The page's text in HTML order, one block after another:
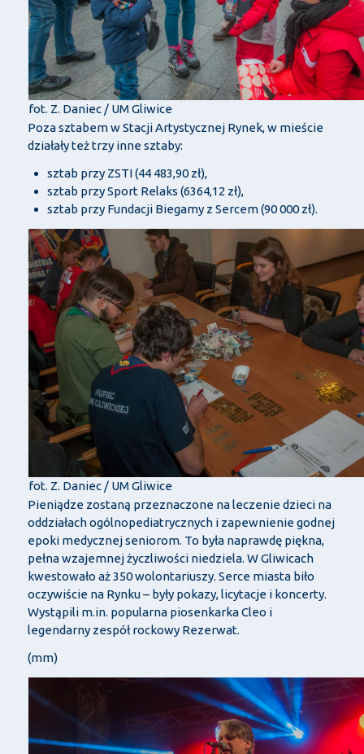
fot. Z. Daniec / UM Gliwice
Poza sztabem w Stacji Artystycznej Rynek, w mieście
działały też trzy inne sztaby:
sztab przy ZSTI (44 483,90 zł),
sztab przy Sport Relaks (6364,12 zł),
sztab przy Fundacji Biegamy z Sercem (90 000 zł).
fot. Z. Daniec / UM Gliwice
Pieniądze zostaną przeznaczone na leczenie dzieci na
oddziałach ogólnopediatrycznych i zapewnienie godnej
epoki medycznej seniorom. To była naprawdę piękna,
pełna wzajemnej życzliwości niedziela. W Gliwicach
kwestowało aż 350 wolontariuszy. Serce miasta biło
oczywiście na Rynku – były pokazy, licytacje i koncerty.
Wystąpili m.in. popularna piosenkarka Cleo i
legendarny zespół rockowy Rezerwat.
(mm)